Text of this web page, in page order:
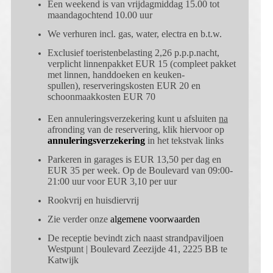
Een weekend is van vrijdagmiddag 15.00 tot
maandagochtend 10.00 uur
We verhuren incl. gas, water, electra en b.t.w.
Exclusief toeristenbelasting 2,26 p.p.p.nacht,
verplicht linnenpakket EUR 15 (compleet pakket
met linnen, handdoeken en keuken-
spullen), reserveringskosten EUR 20 en
schoonmaakkosten EUR 70
Een annuleringsverzekering kunt u afsluiten na
afronding van de reservering, klik hiervoor op
annuleringsverzekering in het tekstvak links
Parkeren in garages is EUR 13,50 per dag en
EUR 35 per week. Op de Boulevard van 09:00-
21:00 uur voor EUR 3,10 per uur
Rookvrij en huisdiervrij
Zie verder onze algemene voorwaarden
De receptie bevindt zich naast strandpaviljoen
Westpunt | Boulevard Zeezijde 41, 2225 BB te
Katwijk